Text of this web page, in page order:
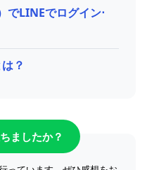
LINEでログイン⋅
？
ましたか？